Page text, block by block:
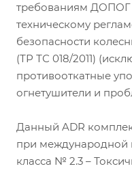
требованиям
техническому
безопасности
(ТР ТС 018/2011)
противооткатные
огнетушители и
Данный ADR
при международной
класса № 2.3 –